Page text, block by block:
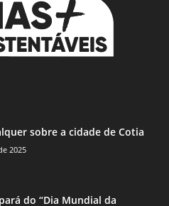
sobre a cidade de Cotia
2025
do “Dia Mundial da